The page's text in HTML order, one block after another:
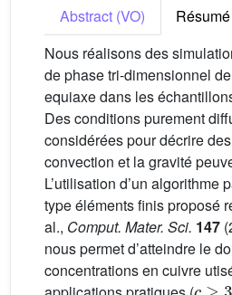
Abstract (VO)
Résumé
Nous réalisons des
de phase tri-dimensionnel
equiaxe dans les
Des conditions purement
considérées pour décrire
convection et la gravité
L’utilisation d’un algorithme
type éléments finis proposé
al., Comput. Mater. Sci. 147
nous permet d’atteindre le
concentrations en cuivre
c≥3